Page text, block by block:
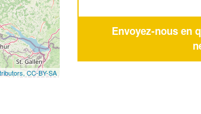
CC-BY-SA
Envoyez-nous en